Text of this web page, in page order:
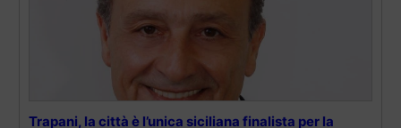
Trapani, la città è l’unica siciliana finalista per la